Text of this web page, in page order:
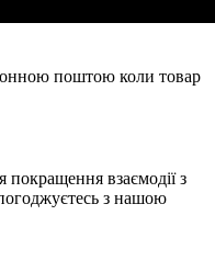
поштою коли товар
взаємодії з
з нашою